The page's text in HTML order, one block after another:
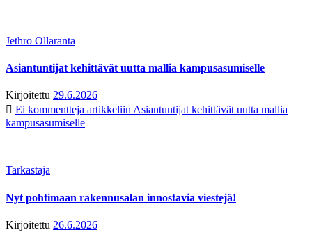
Jethro Ollaranta
Asiantuntijat kehittävät uutta mallia kampusasumiselle
Kirjoitettu 29.6.2026
Ei kommentteja artikkeliin Asiantuntijat kehittävät uutta mallia
kampusasumiselle
Tarkastaja
Nyt pohtimaan rakennusalan innostavia viestejä!
Kirjoitettu 26.6.2026